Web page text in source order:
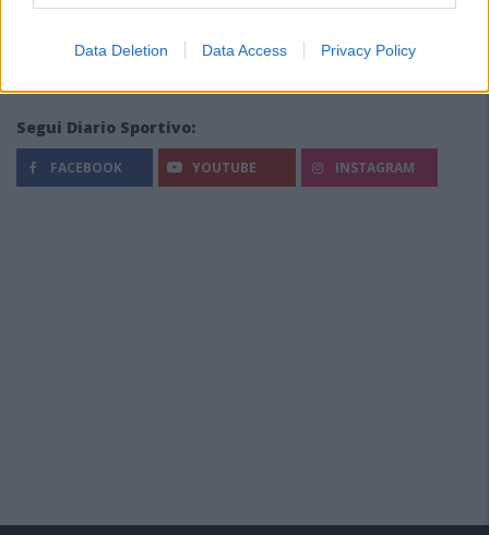
Data Deletion Data Access Privacy Policy
Segui Diario Sportivo:
FACEBOOK YOUTUBE INSTAGRAM